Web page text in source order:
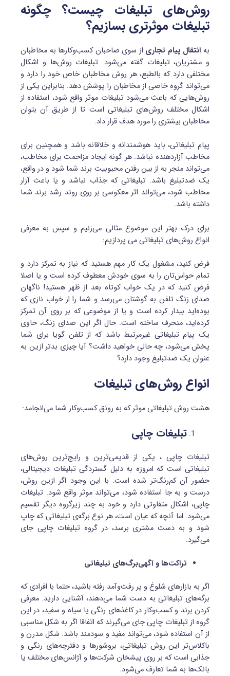
روش‌های تبلیغات چیست؟ چگونه
تبلیغات موثرتری بسازیم؟
به انتقال پیام تجاری از سوی صاحبان کسب‌وکارها به مخاطبان
و مشتریان، تبلیغات گفته می‌شود. تبلیغات روش‌ها و اشکال
مختلفی دارد که بالطبع، هر روش مخاطبان خاص خود را دارد و
می‌تواند گروه خاصی از مخاطبان را پوشش دهد. بنابراین یکی از
روش‌هایی که باعث می‌شود تبلیغات موثر واقع شود، استفاده از
اشکال مختلف روش‌های تبلیغاتی است تا از طریق آن بتوان
مخاطبان بیشتری را مورد هدف قرار داد.
پیام تبلیغاتی، باید هوشمندانه و خلاقانه باشد و همچنین برای
مخاطب آزاردهنده نباشد. هر گونه ایجاد مزاحمت برای مخاطب،
می‌تواند منجر به از بین رفتن محبوبیت برند شما شود و در واقع،
یک ضدتبلیغ باشد. تبلیغاتی که جذاب نباشد و یا باعث آزار
مخاطب شود، می‌تواند اثر معکوسی بر روی روند رشد برند شما
داشته باشد.
برای درک بهتر این موضوع مثالی می‌زنیم و سپس به معرفی
انواع روش‌های تبلیغاتی می پردازیم:
فرض کنید، مشغول یک کار مهم هستید که نیاز به تمرکز دارد و
تمام حواس‌تان را به سوی خودش معطوف کرده است و یا اصلا
فرض کنید که در یک خواب کوتاه بعد از ظهر هستید! ناگهان
صدای زنگ تلفن به گوشتان می‌رسد و شما را از خواب نازی که
بوده‌اید بیدار کرده است و یا از موضوعی که بر روی آن تمرکز
کرده‌اید، منحرف ساخته است. حال اگر این صدای زنگ، حاوی
یک پیام تبلیغاتی غیرمرتبط باشد که از تلفن گویا برای شما
پخش می‌شود، چه حالی خواهید داشت؟ آیا چیزی بدتر ازین به
عنوان یک ضدتبلیغ وجود دارد؟
انواع روش‌های تبلیغات
هشت روش تبلیغاتی موثر که به رونق کسب‌وکار شما می‌انجامد:
تبلیغات چاپی
تبلیغات چاپی ، یکی از قدیمی‌ترین و رایج‌ترین روش‌های
تبلیغاتی است که امروزه به دلیل گستردگی تبلیغات دیجیتالی،
حضور آن کم‌رنگ‌تر شده است. با این وجود اگر ازین روش،
درست و به جا استفاده شود، می‌تواند موثر واقع شود. تبلیغات
چاپی، اشکال متفاوتی دارد و خود به چند زیرگروه دیگر تقسیم
می‌شود. اما آنچه که عیان است، هر نوع برگه‌ی تبلیغاتی که چاپ
‌شود و به دست مشتری برسد، در گروه تبلیغات چاپی جای
می‌گیرد.
تراکت‌ها و ‌آگهی‌برگ‌های تبلیغاتی
اگر به بازارهای شلوغ و پر رفت‌وآمد رفته باشید، حتما با افرادی که
برگه‌های تبلیغاتی به دست شما می‌دهند، آشنایی دارید. معرفی
کردن برند و کسب‌وکار در کاغذهای رنگی یا سیاه و سفید، در این
گروه از تبلیغات چاپی جای می‌گیرند که اتفاقا اگر به شکل مناسبی
از آن استفاده شود، می‌تواند مفید و سودمند باشد. شکل مدرن و
باکلاس‌تر این روش تبلیغاتی، بروشورها و دفترچه‌های رنگی و
جذابی است که بر روی پیشخان شرکت‌ها و آژانس‌های مختلف یا
بانک‌ها به شما تعارف می‌شود.